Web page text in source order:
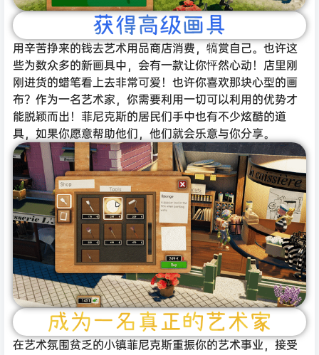
用辛苦挣来的钱去艺术用品商店消费，犒赏自己。也许这
些为数众多的新画具中，会有一款让你怦然心动！店里刚
刚进货的蜡笔看上去非常可爱！也许你喜欢那块心型的画
布？作为一名艺术家，你需要利用一切可以利用的优势才
能脱颖而出！菲尼克斯的居民们手中也有不少炫酷的道
具，如果你愿意帮助他们，他们就会乐意与你分享。
在艺术氛围贫乏的小镇菲尼克斯重振你的艺术事业，接受